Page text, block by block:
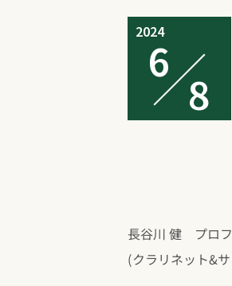
2024
6
8
長谷川 健 プロ
(クラリネット&